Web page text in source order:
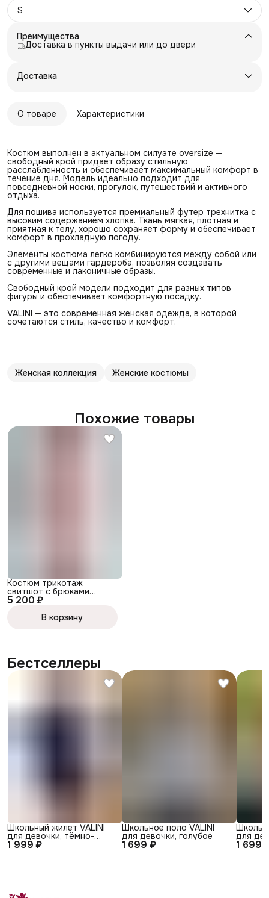
S
Преимущества
Доставка в пункты выдачи или до двери
Доставка
О товаре Характеристики
Костюм выполнен в актуальном силуэте oversize —
свободный крой придает образу стильную
расслабленность и обеспечивает максимальный комфорт в
течение дня. Модель идеально подходит для
повседневной носки, прогулок, путешествий и активного
отдыха.
Для пошива используется премиальный футер трехнитка с
высоким содержанием хлопка. Ткань мягкая, плотная и
приятная к телу, хорошо сохраняет форму и обеспечивает
комфорт в прохладную погоду.
Элементы костюма легко комбинируются между собой или
с другими вещами гардероба, позволяя создавать
современные и лаконичные образы.
Свободный крой модели подходит для разных типов
фигуры и обеспечивает комфортную посадку.
VALINI — это современная женская одежда, в которой
сочетаются стиль, качество и комфорт.
Женская коллекция Женские костюмы
Похожие товары
5 200 ₽
Костюм трикотаж
свитшот с брюками
палаццо, цвет сухая роза
В корзину
Бестселлеры
1 999 ₽
Школьный жилет VALINI
для девочки, тёмно-
синий 1 699 ₽
Школьное поло VALINI
для девочки, голубое
1 699
для